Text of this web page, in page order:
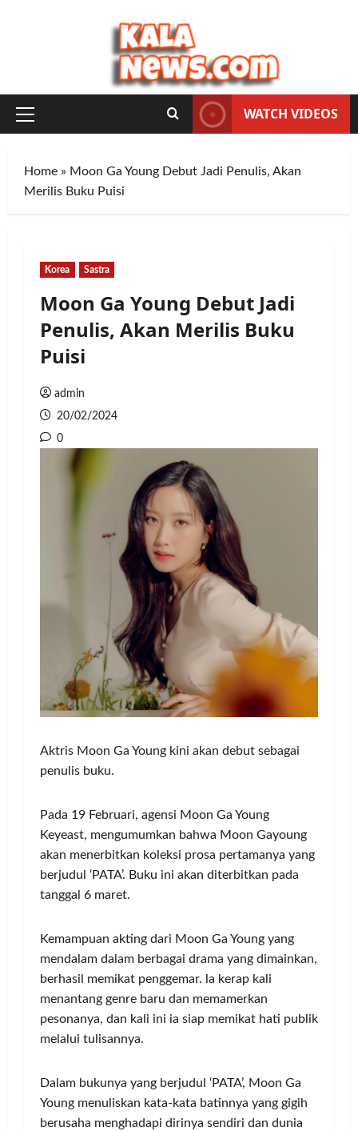
Primary
WATCH VIDEOS
Home » Moon Ga Young Debut Jadi Penulis, Akan
Merilis Buku Puisi
Korea Sastra
Moon Ga Young Debut Jadi
Penulis, Akan Merilis Buku
Puisi
admin
20/02/2024
0
Aktris Moon Ga Young kini akan debut sebagai
penulis buku.
Pada 19 Februari, agensi Moon Ga Young
Keyeast, mengumumkan bahwa Moon Gayoung
akan menerbitkan koleksi prosa pertamanya yang
berjudul ‘PATA’. Buku ini akan diterbitkan pada
tanggal 6 maret.
Kemampuan akting dari Moon Ga Young yang
mendalam dalam berbagai drama yang dimainkan,
berhasil memikat penggemar. la kerap kali
menantang genre baru dan memamerkan
pesonanya, dan kali ini ia siap memikat hati publik
melalui tulisannya.
Dalam bukunya yang berjudul ‘PATA’, Moon Ga
Young menuliskan kata-kata batinnya yang gigih
berusaha menghadapi dirinya sendiri dan dunia